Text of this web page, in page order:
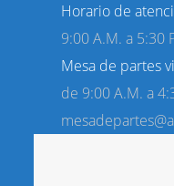
Horario de
9:00 A.M. a 5:30
Mesa de partes
de 9:00 A.M. a